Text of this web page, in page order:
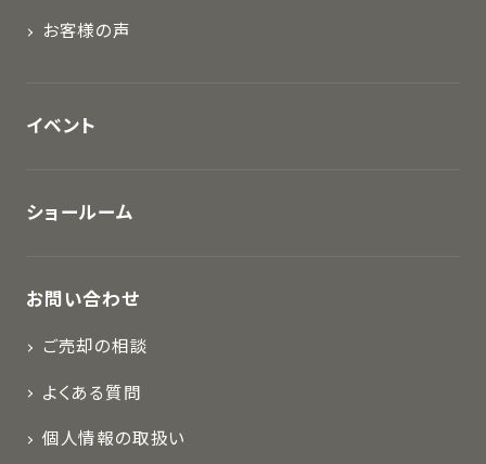
お客様の声
イベント
ショールーム
お問い合わせ
ご売却の相談
よくある質問
個人情報の取扱い